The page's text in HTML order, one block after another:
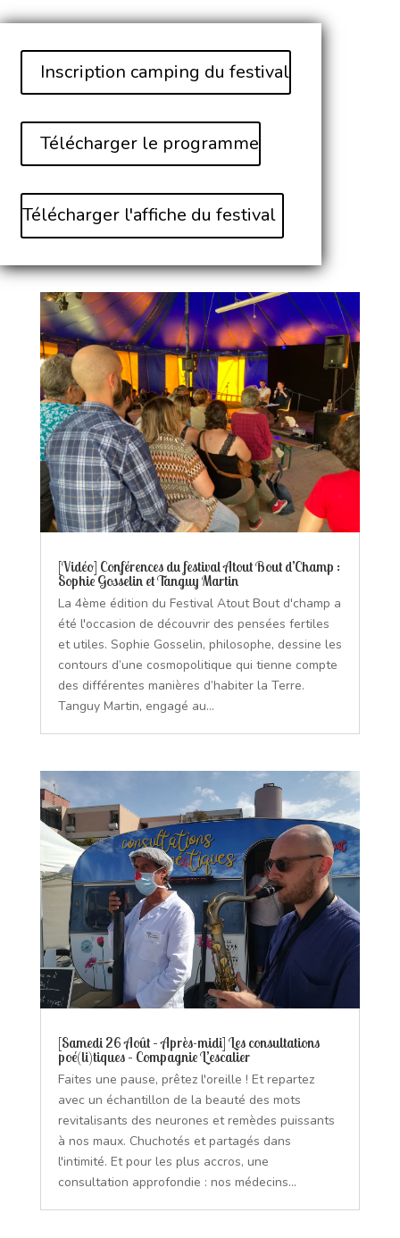
Inscription camping du festival
Télécharger le programme
Télécharger l'affiche du festival
[Vidéo] Conférences du festival Atout Bout d’Champ :
Sophie Gosselin et Tanguy Martin
La 4ème édition du Festival Atout Bout d'champ a
été l'occasion de découvrir des pensées fertiles
et utiles. Sophie Gosselin, philosophe, dessine les
contours d’une cosmopolitique qui tienne compte
des différentes manières d’habiter la Terre.
Tanguy Martin, engagé au...
[Samedi 26 Août – Après-midi] Les consultations
poé(li)tiques – Compagnie L’escalier
Faites une pause, prêtez l'oreille ! Et repartez
avec un échantillon de la beauté des mots
revitalisants des neurones et remèdes puissants
à nos maux. Chuchotés et partagés dans
l'intimité. Et pour les plus accros, une
consultation approfondie : nos médecins...